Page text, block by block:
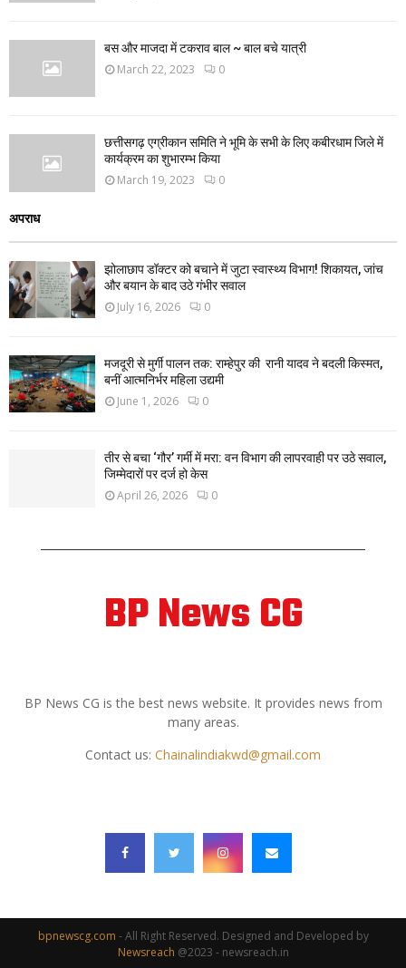
बस और माजदा में टकराव बाल ~ बाल बचे यात्री
March 22, 2023 0
छत्तीसगढ़ एग्रीकान समिति ने भूमि के सभी के लिए कबीरधाम जिले में
कार्यक्रम का शुभारम्भ किया
March 19, 2023 0
अपराध
झोलाछाप डॉक्टर को बचाने में जुटा स्वास्थ्य विभाग! शिकायत, जांच
और बयान के बाद उठे गंभीर सवाल
July 16, 2026 0
मजदूरी से मुर्गी पालन तक: राम्हेपुर की रानी यादव ने बदली किस्मत,
बनीं आत्मनिर्भर महिला उद्यमी
June 1, 2026 0
तीर से बचा ‘गौर’ गर्मी में मरा: वन विभाग की लापरवाही पर उठे सवाल,
जिम्मेदारों पर दर्ज हो केस
April 26, 2026 0
BP News CG
BP News CG is the best news website. It provides news from
many areas.
Contact us: Chainalindiakwd@gmail.com
bpnewscg.com - All Right Reserved. Designed and Developed by
Newsreach @2023 - newsreach.in